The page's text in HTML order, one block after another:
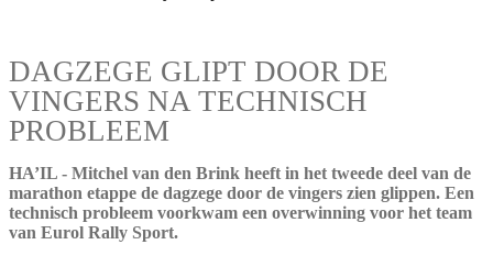
DAGZEGE GLIPT DOOR DE
VINGERS NA TECHNISCH
PROBLEEM
HA’IL - Mitchel van den Brink heeft in het tweede deel van de
marathon etappe de dagzege door de vingers zien glippen. Een
technisch probleem voorkwam een overwinning voor het team
van Eurol Rally Sport.